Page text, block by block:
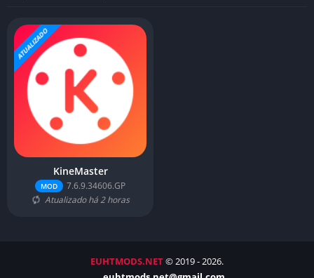
ATUALIZADO
KineMaster
MOD
7.6.9.34606.GP
Atualizado há 2 horas
EUHTMODS.NET© 2019 - 2026.